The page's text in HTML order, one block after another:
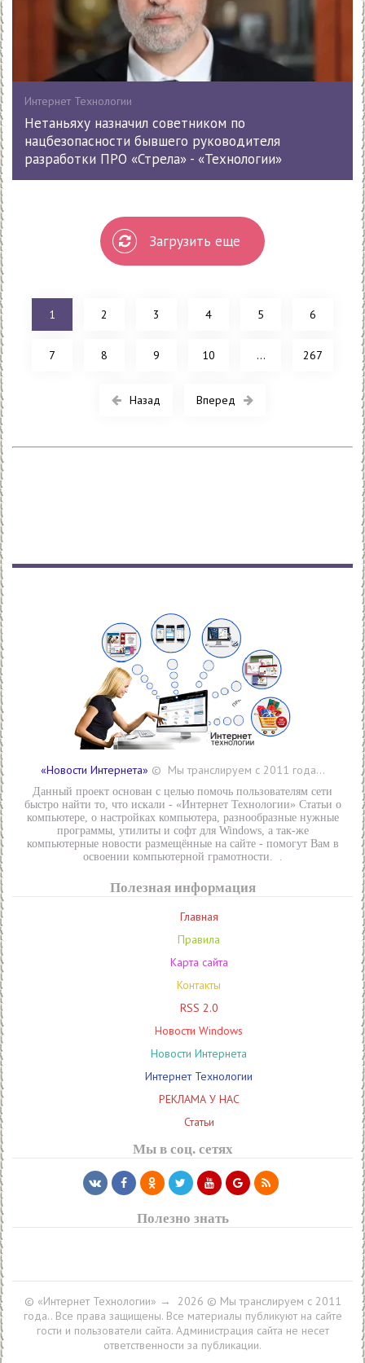
Интернет Технологии
Нетаньяху назначил советником по
нацбезопасности бывшего руководителя
разработки ПРО «Стрела» - «Технологии»
Загрузить еще
Назад
1 2 3 4 5 6
7 8 9 10 ... 267
Вперед
«Новости Интернета» © Мы транслируем с 2011 года...
Данный проект основан с целью помочь пользователям сети
быстро найти то, что искали - «Интернет Технологии» Статьи о
компьютере, о настройках компьютера, разнообразные нужные
программы, утилиты и софт для Windows, а так-же
компьютерные новости размещённые на сайте - помогут Вам в
освоении компьютерной грамотности. .
Полезная информация
Главная
Правила
Карта сайта
Контакты
RSS 2.0
Новости Windows
Новости Интернета
Интернет Технологии
РЕКЛАМА У НАС
Статьи
Мы в соц. сетях
Полезно знать
© «Интернет Технологии» → 2026 © Мы транслируем с 2011
года.. Все права защищены. Все материалы публикуют на сайте
гости и пользователи сайта. Администрация сайта не несет
ответственности за публикации.